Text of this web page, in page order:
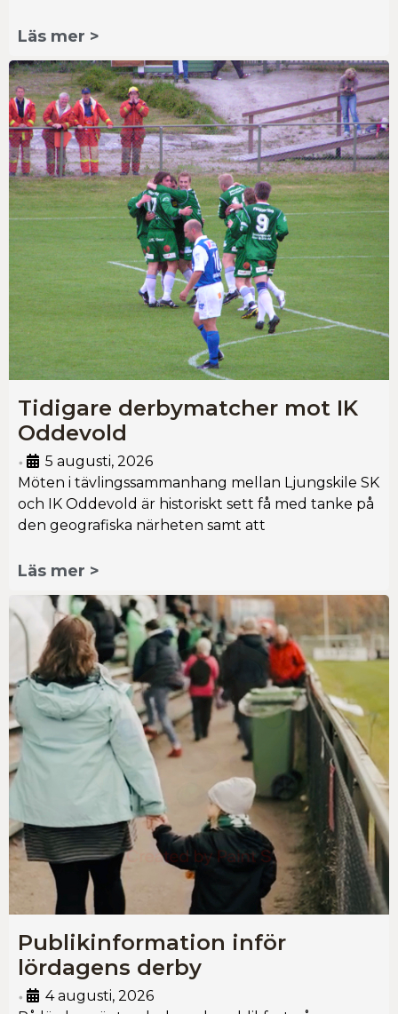
Läs mer >
Tidigare derbymatcher mot IK
Oddevold
•
5 augusti, 2026
Möten i tävlingssammanhang mellan Ljungskile SK
och IK Oddevold är historiskt sett få med tanke på
den geografiska närheten samt att
Läs mer >
Publikinformation inför
lördagens derby
•
4 augusti, 2026